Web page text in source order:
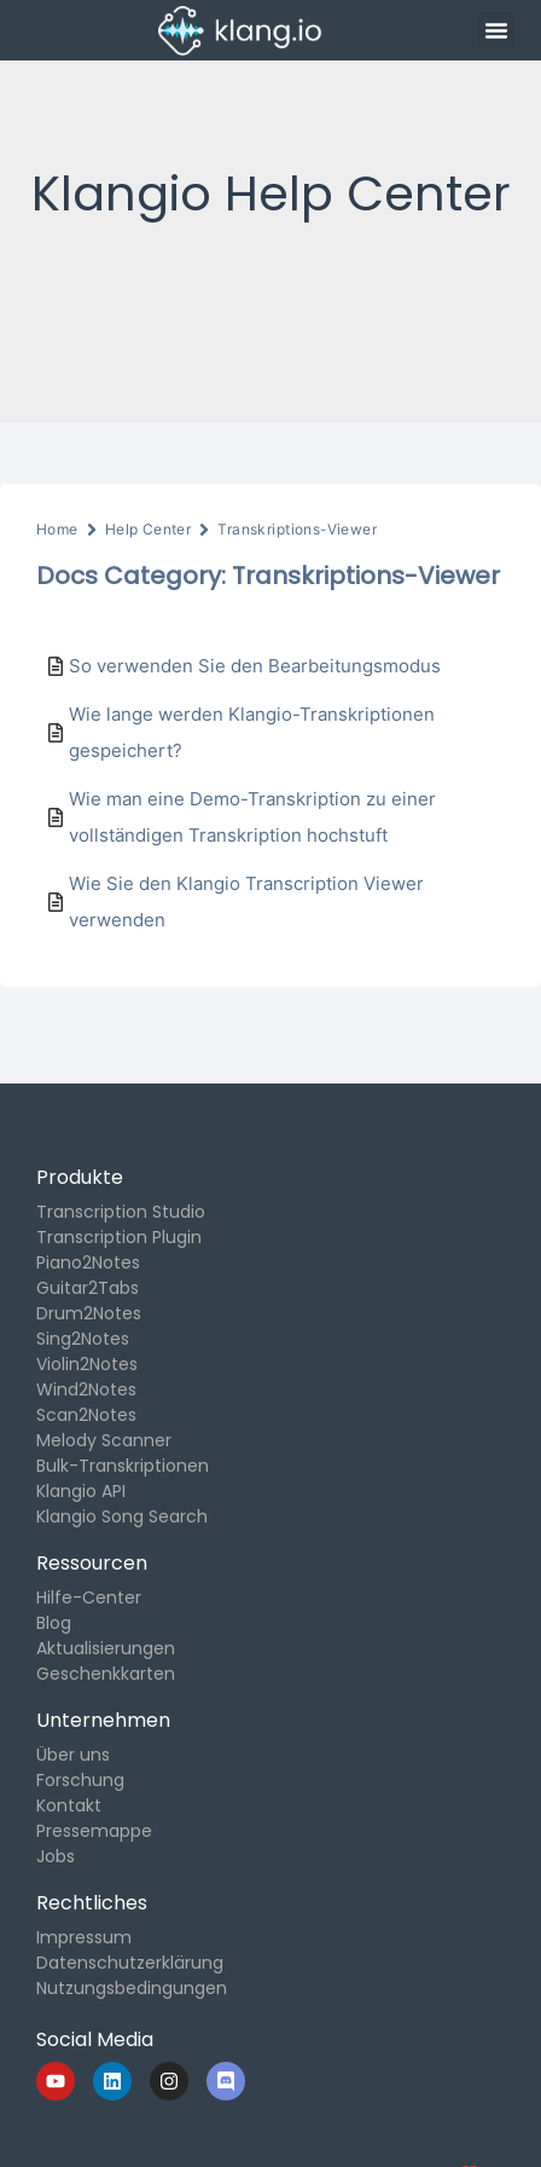
Klangio Help Center
Home Help Center Transkriptions-Viewer
Docs Category: Transkriptions-Viewer
So verwenden Sie den Bearbeitungsmodus
Wie lange werden Klangio-Transkriptionen
gespeichert?
Wie man eine Demo-Transkription zu einer
vollständigen Transkription hochstuft
Wie Sie den Klangio Transcription Viewer
verwenden
Produkte
Transcription Studio
Transcription Plugin
Piano2Notes
Guitar2Tabs
Drum2Notes
Sing2Notes
Violin2Notes
Wind2Notes
Scan2Notes
Melody Scanner
Bulk-Transkriptionen
Klangio API
Klangio Song Search
Ressourcen
Hilfe-Center
Blog
Aktualisierungen
Geschenkkarten
Unternehmen
Über uns
Forschung
Kontakt
Pressemappe
Jobs
Rechtliches
Impressum
Datenschutzerklärung
Nutzungsbedingungen
Social Media